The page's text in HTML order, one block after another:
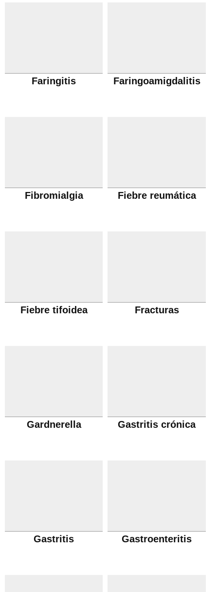
Faringitis Faringoamigdalitis
Fibromialgia Fiebre reumática
Fiebre tifoidea Fracturas
Gardnerella Gastritis crónica
Gastritis Gastroenteritis